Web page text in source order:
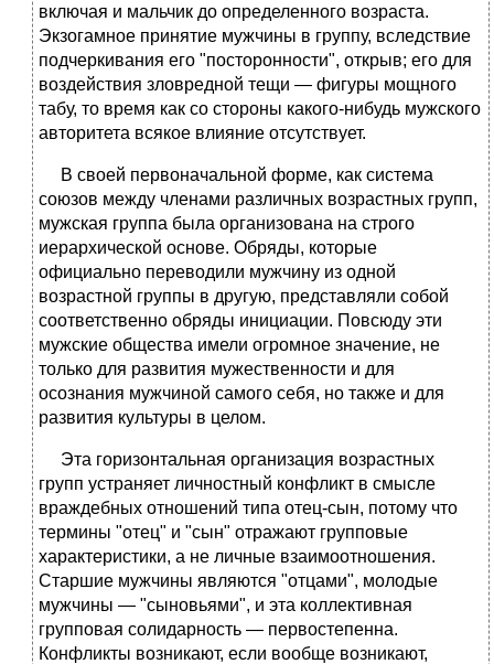
включая и мальчик до определенного возраста.
Экзогамное принятие мужчины в группу, вследствие
подчеркивания его "посторонности", открыв; его для
воздействия зловредной тещи — фигуры мощного
табу, то время как со стороны какого-нибудь мужского
авторитета всякое влияние отсутствует.
В своей первоначальной форме, как система
союзов между членами различных возрастных групп,
мужская группа была организована на строго
иерархической основе. Обряды, которые
официально переводили мужчину из одной
возрастной группы в другую, представляли собой
соответственно обряды инициации. Повсюду эти
мужские общества имели огромное значение, не
только для развития мужественности и для
осознания мужчиной самого себя, но также и для
развития культуры в целом.
Эта горизонтальная организация возрастных
групп устраняет личностный конфликт в смысле
враждебных отношений типа отец-сын, потому что
термины "отец" и "сын" отражают групповые
характеристики, а не личные взаимоотношения.
Старшие мужчины являются "отцами", молодые
мужчины — "сыновьями", и эта коллективная
групповая солидарность — первостепенна.
Конфликты возникают, если вообще возникают,